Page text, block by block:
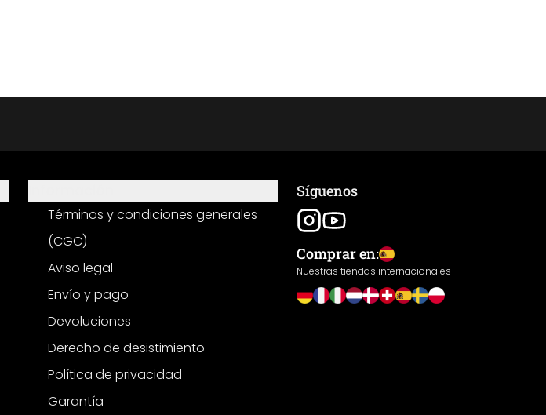
Términos y condiciones generales
(CGC)
Aviso legal
Envío y pago
Devoluciones
Derecho de desistimiento
Política de privacidad
Garantía
Síguenos
Comprar en:
Nuestras tiendas internacionales